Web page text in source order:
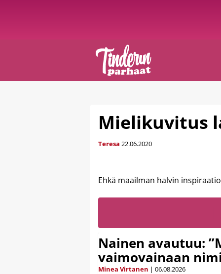
Mielikuvitus
Teresa 22.06.2020
Ehkä maailman halvin
Nainen avautuu:
vaimovainaan
Minea Virtanen | 06.08.2026